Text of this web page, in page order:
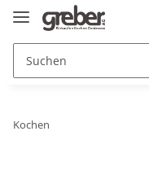
Kochen